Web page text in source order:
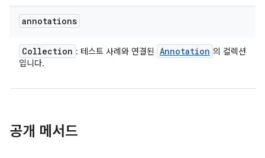
annotations
Collection : 테스트 사례와 연결된 Annotation 의 컬렉션
입니다.
공개 메서드